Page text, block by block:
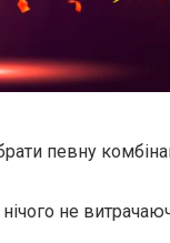
певну
не